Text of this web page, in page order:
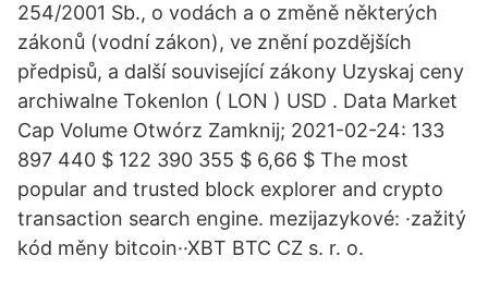
254/2001 Sb., o vodách a o změně některých
zákonů (vodní zákon), ve znění pozdějších
předpisů, a další související zákony Uzyskaj ceny
archiwalne Tokenlon ( LON ) USD . Data Market
Cap Volume Otwórz Zamknij; 2021-02-24: 133
897 440 $ 122 390 355 $ 6,66 $ The most
popular and trusted block explorer and crypto
transaction search engine. mezijazykové: ·zažitý
kód měny bitcoin··XBT BTC CZ s. r. o.